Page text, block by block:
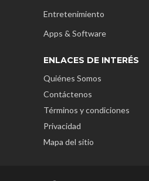
Entretenimiento
Apps & Software
ENLACES DE INTERÉS
Quiénes Somos
Contáctenos
Términos y condiciones
Privacidad
Mapa del sitio